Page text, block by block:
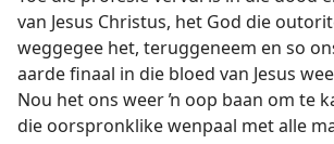
van Jesus Christus, het God die
weggegee het, teruggeneem en so
aarde finaal in die bloed van Jesus
Nou het ons weer ŉ oop baan om te
die oorspronklike wenpaal met alle